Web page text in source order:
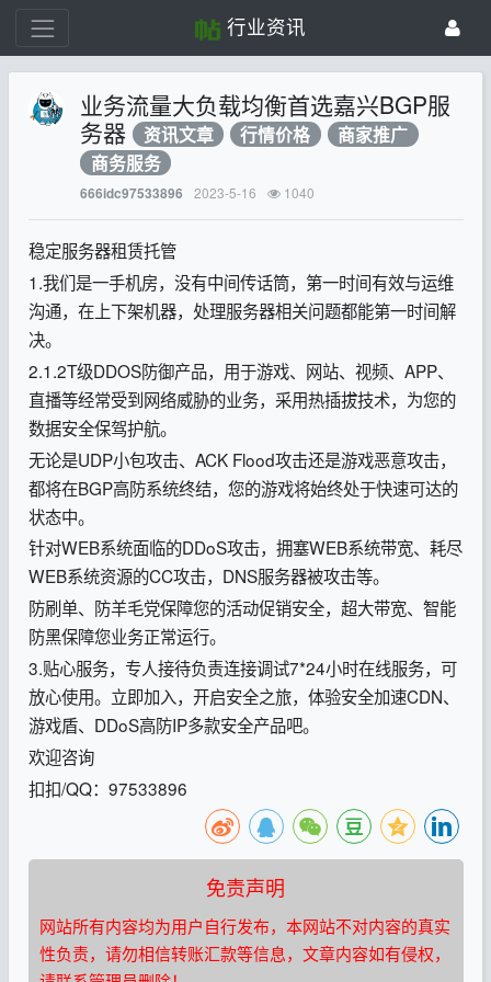
行业资讯
业务流量大负载均衡首选嘉兴BGP服
务器 资讯文章 行情价格
商家推广
商务服务
666idc97533896 2023-5-16 1040
稳定服务器租赁托管
1.我们是一手机房，没有中间传话筒，第一时间有效与运维
沟通，在上下架机器，处理服务器相关问题都能第一时间解
决。
2.1.2T级DDOS防御产品，用于游戏、网站、视频、APP、
直播等经常受到网络威胁的业务，采用热插拔技术，为您的
数据安全保驾护航。
无论是UDP小包攻击、ACK Flood攻击还是游戏恶意攻击，
都将在BGP高防系统终结，您的游戏将始终处于快速可达的
状态中。
针对WEB系统面临的DDoS攻击，拥塞WEB系统带宽、耗尽
WEB系统资源的CC攻击，DNS服务器被攻击等。
防刷单、防羊毛党保障您的活动促销安全，超大带宽、智能
防黑保障您业务正常运行。
3.贴心服务，专人接待负责连接调试7*24小时在线服务，可
放心使用。立即加入，开启安全之旅，体验安全加速CDN、
游戏盾、DDoS高防IP多款安全产品吧。
欢迎咨询
扣扣/QQ：97533896
免责声明
网站所有内容均为用户自行发布，本网站不对内容的真实
性负责，请勿相信转账汇款等信息，文章内容如有侵权，